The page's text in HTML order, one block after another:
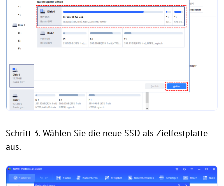
Schritt 3. Wählen Sie die neue SSD als Zielfestplatte
aus.